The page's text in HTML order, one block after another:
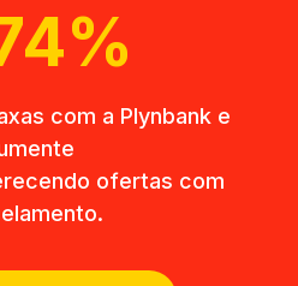
com a Plynbank e
ofertas com